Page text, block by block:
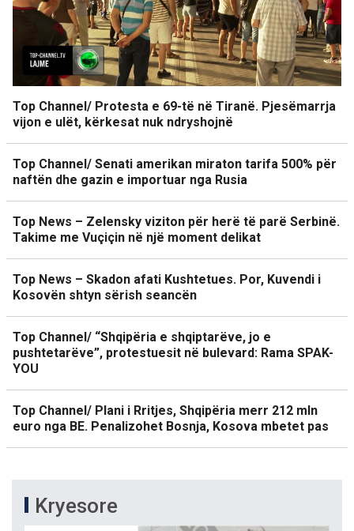
Top Channel/ Protesta e 69-të në Tiranë. Pjesëmarrja
vijon e ulët, kërkesat nuk ndryshojnë
Top Channel/ Senati amerikan miraton tarifa 500% për
naftën dhe gazin e importuar nga Rusia
Top News – Zelensky viziton për herë të parë Serbinë.
Takime me Vuçiçin në një moment delikat
Top News – Skadon afati Kushtetues. Por, Kuvendi i
Kosovën shtyn sërish seancën
Top Channel/ “Shqipëria e shqiptarëve, jo e
pushtetarëve”, protestuesit në bulevard: Rama SPAK-
YOU
Top Channel/ Plani i Rritjes, Shqipëria merr 212 mln
euro nga BE. Penalizohet Bosnja, Kosova mbetet pas
Kryesore